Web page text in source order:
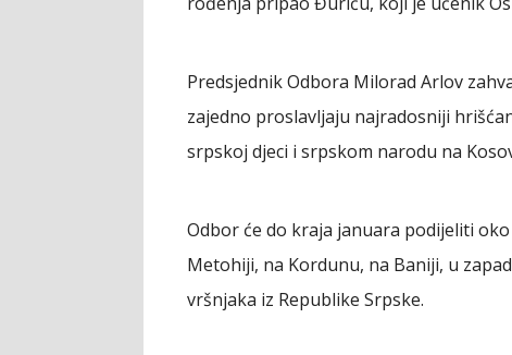
Predsjednik Odbora Milorad Arlov
zajedno proslavljaju najradosniji
srpskoj djeci i srpskom narodu na
Odbor će do kraja januara podijeliti
Metohiji, na Kordunu, na Baniji, u
vršnjaka iz Republike Srpske.